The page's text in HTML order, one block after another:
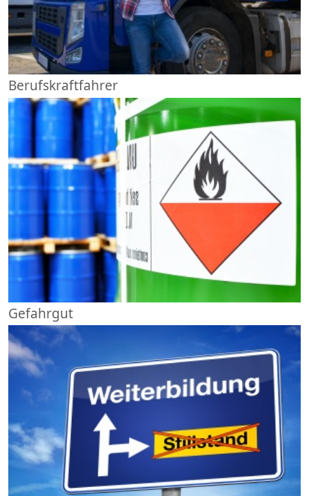
Berufskraftfahrer
Gefahrgut